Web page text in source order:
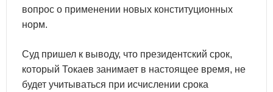
вопрос о применении новых конституционных
норм.
Суд пришел к выводу, что президентский срок,
который Токаев занимает в настоящее время, не
будет учитываться при исчислении срока